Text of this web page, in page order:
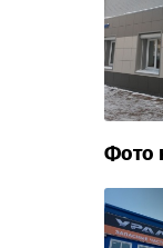
Фото